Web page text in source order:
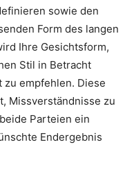
sowie den
Form des langen
Ihre Gesichtsform,
Stil in Betracht
zu empfehlen. Diese
Missverständnisse zu
Parteien ein
Endergebnis